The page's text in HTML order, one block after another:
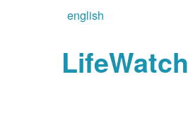
english
LifeWatch